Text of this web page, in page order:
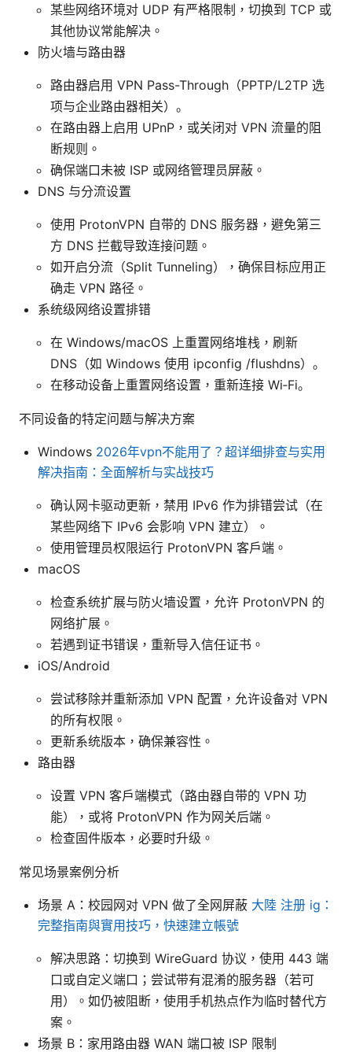
某些网络环境对 UDP 有严格限制，切换到 TCP 或
其他协议常能解决。
防火墙与路由器
路由器启用 VPN Pass-Through（PPTP/L2TP 选
项与企业路由器相关）。
在路由器上启用 UPnP，或关闭对 VPN 流量的阻
断规则。
确保端口未被 ISP 或网络管理员屏蔽。
DNS 与分流设置
使用 ProtonVPN 自带的 DNS 服务器，避免第三
方 DNS 拦截导致连接问题。
如开启分流（Split Tunneling），确保目标应用正
确走 VPN 路径。
系统级网络设置排错
在 Windows/macOS 上重置网络堆栈，刷新
DNS（如 Windows 使用 ipconfig /flushdns）。
在移动设备上重置网络设置，重新连接 Wi‑Fi。
不同设备的特定问题与解决方案
Windows 2026年vpn不能用了？超详细排查与实用
解决指南：全面解析与实战技巧
确认网卡驱动更新，禁用 IPv6 作为排错尝试（在
某些网络下 IPv6 会影响 VPN 建立）。
使用管理员权限运行 ProtonVPN 客户端。
macOS
检查系统扩展与防火墙设置，允许 ProtonVPN 的
网络扩展。
若遇到证书错误，重新导入信任证书。
iOS/Android
尝试移除并重新添加 VPN 配置，允许设备对 VPN
的所有权限。
更新系统版本，确保兼容性。
路由器
设置 VPN 客户端模式（路由器自带的 VPN 功
能），或将 ProtonVPN 作为网关后端。
检查固件版本，必要时升级。
常见场景案例分析
场景 A：校园网对 VPN 做了全网屏蔽 大陸 注册 ig：
完整指南與實用技巧，快速建立帳號
解决思路：切换到 WireGuard 协议，使用 443 端
口或自定义端口；尝试带有混淆的服务器（若可
用）。如仍被阻断，使用手机热点作为临时替代方
案。
场景 B：家用路由器 WAN 端口被 ISP 限制